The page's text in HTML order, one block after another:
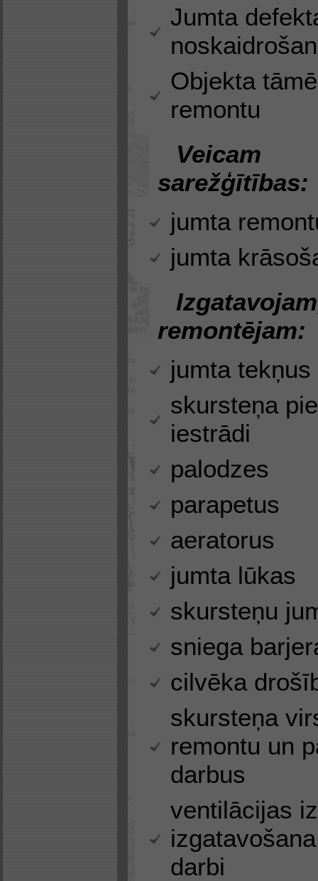
Jumta
Objekta
remontu
Veicam
sarežģītības:
jumta
jumta
remontējam:
jumta
skursteņa
iestrādi
palodzes
parapetus
aeratorus
jumta lūkas
skursteņu
sniega
cilvēka
skursteņa
remontu un
darbus
ventilācijas
darbi